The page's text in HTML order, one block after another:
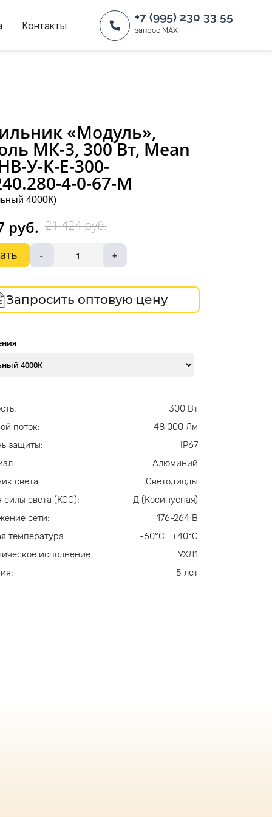
Контакты
+7 (995) 230 33 55
запрос MAX
«Модуль»,
МК-3, 300 Вт, Mean
У-K-Е-300-
4-0-67-М
4000К)
руб. 21 424 руб.
- +
Запросить оптовую цену
300 Вт
поток:
48 000 Лм
защиты:
IP67
Алюминий
света:
Светодиоды
силы света (КСС):
Д (Косинусная)
сети:
176-264 В
температура:
-60°С...+40°С
исполнение:
УХЛ1
5 лет